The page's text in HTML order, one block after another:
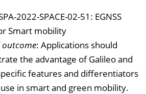
2022-SPACE-02-51: EGNSS
Smart mobility
outcome: Applications should
the advantage of Galileo and
features and differentiators
in smart and green mobility.